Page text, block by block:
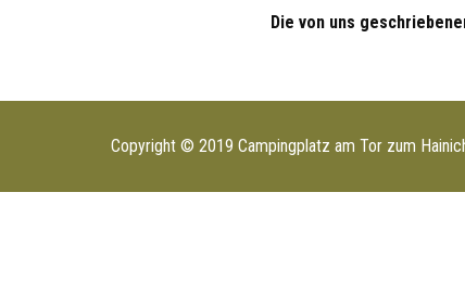
Die von uns
Copyright © 2019 Campingplatz am Tor zum